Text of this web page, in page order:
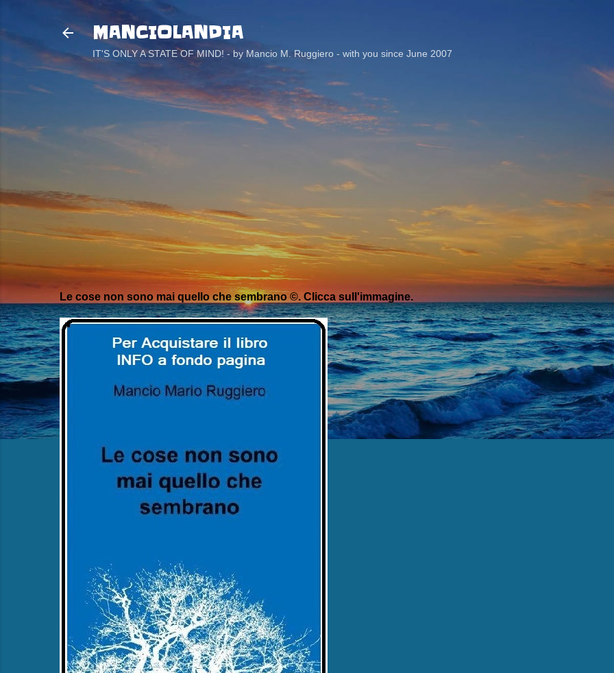
MANCIOLANDIA
IT'S ONLY A STATE OF MIND! - by Mancio M. Ruggiero - with you since June 2007
Le cose non sono mai quello che sembrano ©. Clicca sull'immagine.